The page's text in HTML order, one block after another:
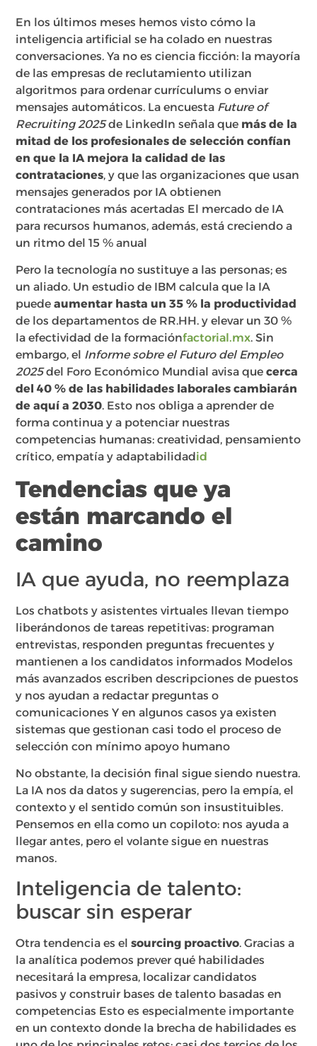
En los últimos meses hemos visto cómo la
inteligencia artificial se ha colado en nuestras
conversaciones. Ya no es ciencia ficción: la mayoría
de las empresas de reclutamiento utilizan
algoritmos para ordenar currículums o enviar
mensajes automáticos. La encuesta Future of
Recruiting 2025de LinkedIn señala que más de la
mitad de los profesionales de selección confían
en que la IA mejora la calidad de las
contrataciones, y que las organizaciones que usan
mensajes generados por IA obtienen
contrataciones más acertadas El mercado de IA
para recursos humanos, además, está creciendo a
un ritmo del 15 % anual
Pero la tecnología no sustituye a las personas; es
un aliado. Un estudio de IBM calcula que la IA
puedeaumentar hasta un 35 % la productividad
de los departamentos de RR.HH. y elevar un 30 %
la efectividad de la formaciónfactorial.mx. Sin
embargo, el Informe sobre el Futuro del Empleo
2025del Foro Económico Mundial avisa quecerca
del 40 % de las habilidades laborales cambiarán
de aquí a 2030. Esto nos obliga a aprender de
forma continua y a potenciar nuestras
competencias humanas: creatividad, pensamiento
crítico, empatía y adaptabilidad id
Tendencias que ya
están marcando el
camino
IA que ayuda, no reemplaza
Los chatbots y asistentes virtuales llevan tiempo
liberándonos de tareas repetitivas: programan
entrevistas, responden preguntas frecuentes y
mantienen a los candidatos informados Modelos
más avanzados escriben descripciones de puestos
y nos ayudan a redactar preguntas o
comunicaciones Y en algunos casos ya existen
sistemas que gestionan casi todo el proceso de
selección con mínimo apoyo humano
No obstante, la decisión final sigue siendo nuestra.
La IA nos da datos y sugerencias, pero la empía, el
contexto y el sentido común son insustituibles.
Pensemos en ella como un copiloto: nos ayuda a
llegar antes, pero el volante sigue en nuestras
manos.
Inteligencia de talento:
buscar sin esperar
Otra tendencia es elsourcing proactivo. Gracias a
la analítica podemos prever qué habilidades
necesitará la empresa, localizar candidatos
pasivos y construir bases de talento basadas en
competencias Esto es especialmente importante
en un contexto donde la brecha de habilidades es